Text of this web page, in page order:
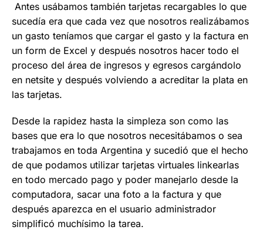
Antes usábamos también tarjetas recargables lo que
sucedía era que cada vez que nosotros realizábamos
un gasto teníamos que cargar el gasto y la factura en
un form de Excel y después nosotros hacer todo el
proceso del área de ingresos y egresos cargándolo
en netsite y después volviendo a acreditar la plata en
las tarjetas.
Desde la rapidez hasta la simpleza son como las
bases que era lo que nosotros necesitábamos o sea
trabajamos en toda Argentina y sucedió que el hecho
de que podamos utilizar tarjetas virtuales linkearlas
en todo mercado pago y poder manejarlo desde la
computadora, sacar una foto a la factura y que
después aparezca en el usuario administrador
simplificó muchísimo la tarea.